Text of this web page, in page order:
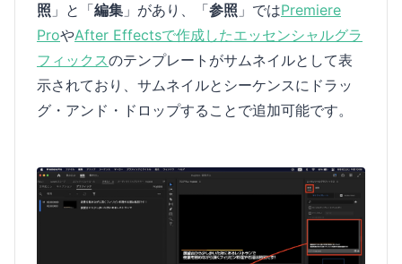
照 」と「編集 」があり、「参照 」ではPremiere
ProやAfter Effectsで作成したエッセンシャルグラ
フィックスのテンプレートがサムネイルとして表
示されており、サムネイルとシーケンスにドラッ
グ・アンド・ドロップすることで追加可能です。